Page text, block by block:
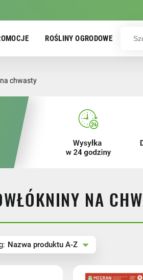
ROŚLINY OGRODOWE
chwasty
NA
Nazwa produktu A-Z
A-Z
Z-A